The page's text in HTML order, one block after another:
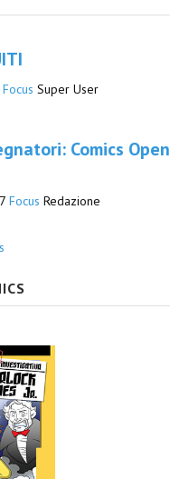
Focus Super User
Comics Open
Focus Redazione